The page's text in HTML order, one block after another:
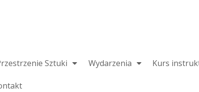
Sztuki Wydarzenia Kurs